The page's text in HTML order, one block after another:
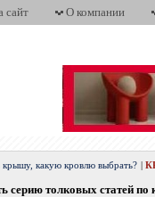
сайт О компании
какую кровлю выбрать?
серию толковых статей по